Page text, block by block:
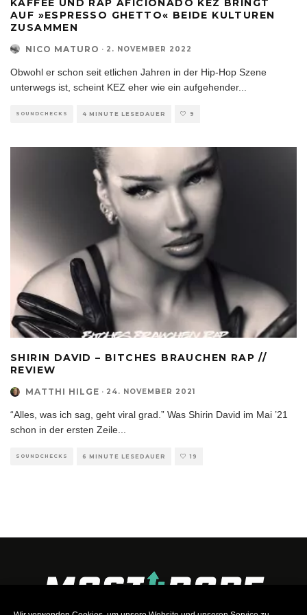
KAFFEE UND RAP AFICIONADO KEZ BRINGT
AUF »ESPRESSO GHETTO« BEIDE KULTUREN
ZUSAMMEN
NICO MATURO · 2. NOVEMBER 2022
Obwohl er schon seit etlichen Jahren in der Hip-Hop Szene
unterwegs ist, scheint KEZ eher wie ein aufgehender...
SOUNDCHECKS 4 MINUTE LESEDAUER 9
SHIRIN DAVID – BITCHES BRAUCHEN RAP //
REVIEW
MATTHI HILGE · 24. NOVEMBER 2021
“Alles, was ich sag, geht viral grad.” Was Shirin David im Mai ’21
schon in der ersten Zeile...
SOUNDCHECKS 6 MINUTE LESEDAUER 19